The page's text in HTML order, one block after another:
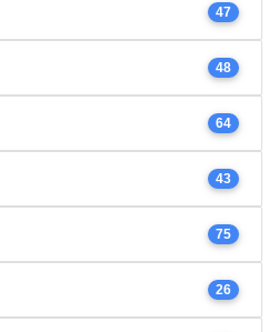
47
48
64
43
75
26